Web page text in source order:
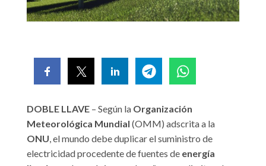
DOBLE LLAVE – Según la Organización
Meteorológica Mundial (OMM) adscrita a la
ONU, el mundo debe duplicar el suministro de
electricidad procedente de fuentes de energía